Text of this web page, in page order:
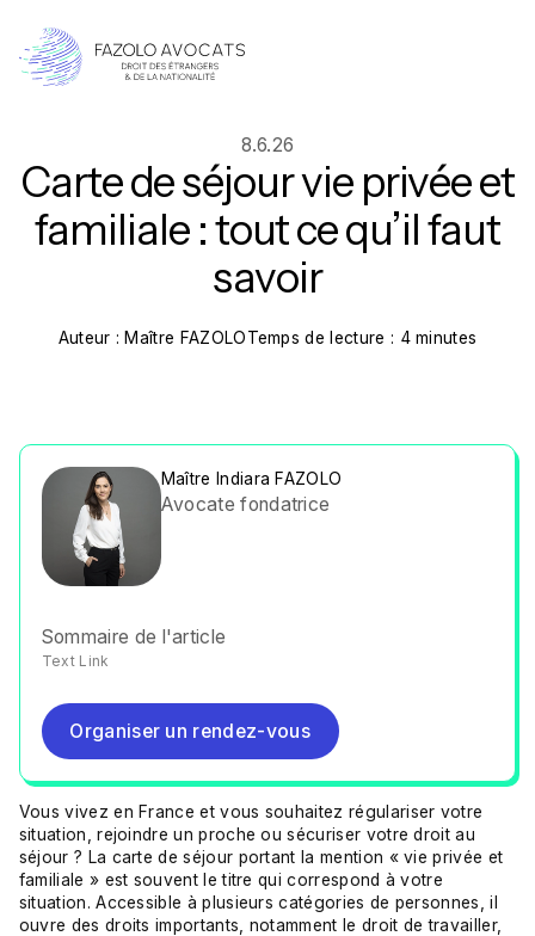
8.6.26
Carte de séjour vie privée et
familiale : tout ce qu’il faut
savoir
Auteur : Maître FAZOLOTemps de lecture : 4 minutes
Vous vivez en France et vous souhaitez régulariser votre
situation, rejoindre un proche ou sécuriser votre droit au
séjour ? La carte de séjour portant la mention « vie privée et
familiale » est souvent le titre qui correspond à votre
situation. Accessible à plusieurs catégories de personnes, il
ouvre des droits importants, notamment le droit de travailler,
Maître Indiara FAZOLO
Avocate fondatrice
Sommaire de l'article
Text Link
Organiser un rendez-vous
Organiser un rendez-vous